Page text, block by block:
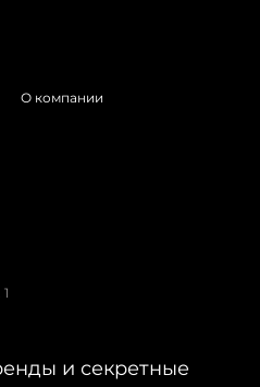
О компании
и секретные